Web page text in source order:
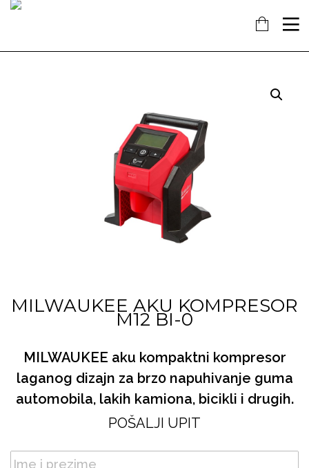
16 7
SCHENGENU!
18
TRGOVINA
U
KAŠTELIMA
MILWAUKEE AKU KOMPRESOR
M12 BI-0
MILWAUKEE aku kompaktni kompresor
laganog dizajn za brz0 napuhivanje guma
automobila, lakih kamiona, bicikli i drugih.
POŠALJI UPIT